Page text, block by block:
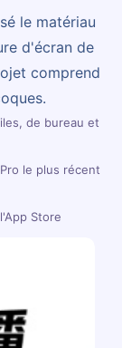
le matériau
d'écran de
comprend
de bureau et
le plus récent
Store